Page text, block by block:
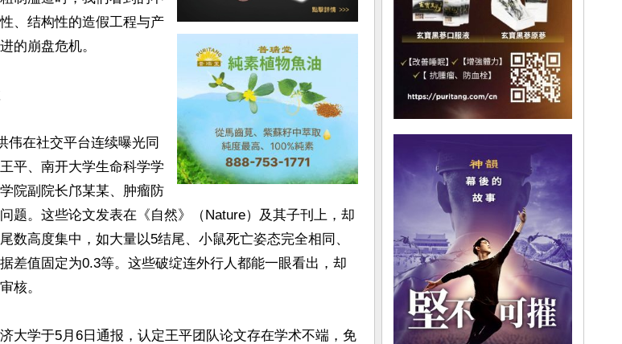
、结构性的造假工程与产
的崩盘危机。
伟在社交平台连续曝光同
平、南开大学生命科学学
院副院长邝某某、肿瘤防
题。这些论文发表在《自然》（Nature）及其子刊上，却
数高度集中，如大量以5结尾、小鼠死亡姿态完全相同、
差值固定为0.3等。这些破绽连外行人都能一眼看出，却
核。
大学于5月6日通报，认定王平团队论文存在学术不端，免